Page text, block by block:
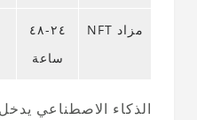
مزاد NFT
٢٤-٤٨
ساعة
الذكاء الاصطناعي